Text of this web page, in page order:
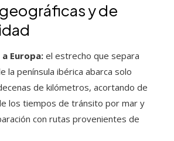
y de
Europa: el estrecho que separa
la península ibérica abarca solo
de kilómetros, acortando de
los tiempos de tránsito por mar y
con rutas provenientes de